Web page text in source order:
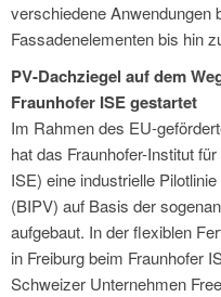
verschiedene Anwendungen
Fassadenelementen bis hin
PV-Dachziegel auf dem
Fraunhofer ISE gestartet
Im Rahmen des EU-
hat das Fraunhofer-Institut
ISE) eine industrielle
(BIPV) auf Basis der
aufgebaut. In der flexiblen
in Freiburg beim Fraunhofer
Schweizer Unternehmen